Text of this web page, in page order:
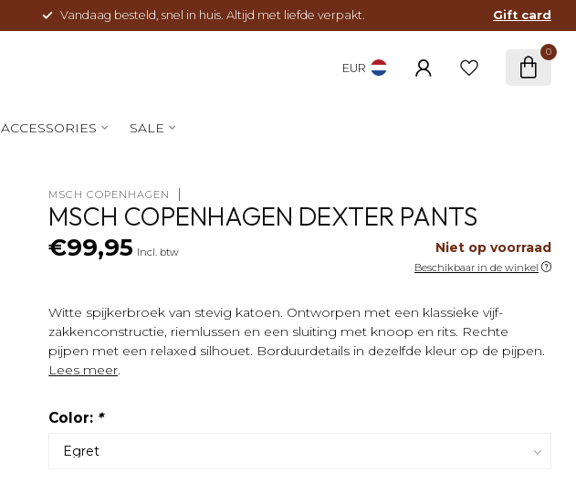
Vandaag besteld, snel in huis. Altijd met liefde verpakt. Gift card
EUR
0
ACCESSORIES SALE
MSCH COPENHAGEN
MSCH COPENHAGEN DEXTER PANTS
€99,95 Incl. btw Niet op voorraad
Beschikbaar in de winkel
Witte spijkerbroek van stevig katoen. Ontworpen met een klassieke vijf-
zakkenconstructie, riemlussen en een sluiting met knoop en rits. Rechte
pijpen met een relaxed silhouet. Borduurdetails in dezelfde kleur op de pijpen.
Lees meer.
Color: *